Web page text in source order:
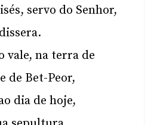
servo do Senhor,
vale, na terra de
de Bet-Peor,
dia de hoje,